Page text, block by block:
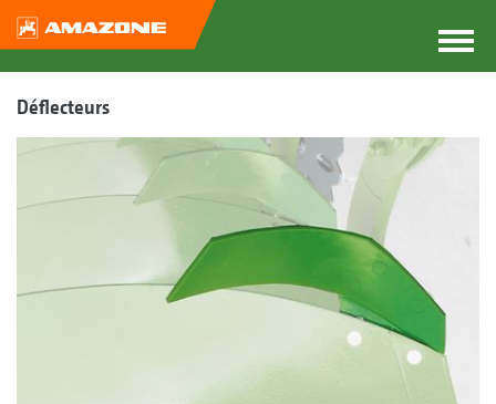
Déflecteurs